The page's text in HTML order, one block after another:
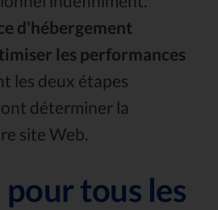
d'hébergement
les performances
les deux étapes
déterminer la
site Web.
tous les